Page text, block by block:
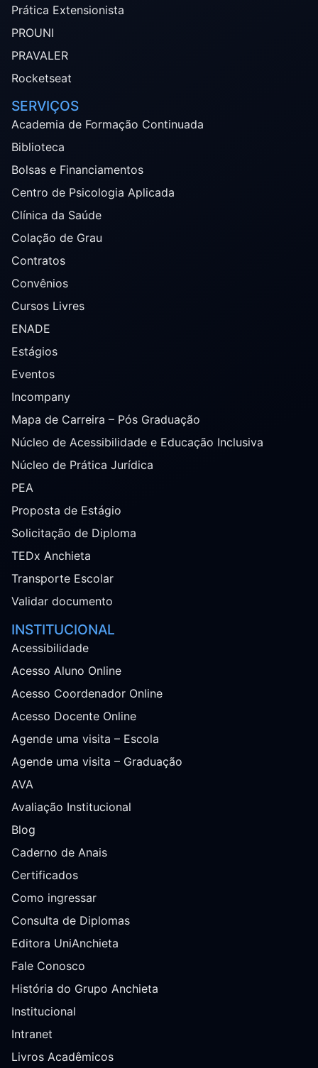
Prática Extensionista
PROUNI
PRAVALER
Rocketseat
SERVIÇOS
Academia de Formação Continuada
Biblioteca
Bolsas e Financiamentos
Centro de Psicologia Aplicada
Clínica da Saúde
Colação de Grau
Contratos
Convênios
Cursos Livres
ENADE
Estágios
Eventos
Incompany
Mapa de Carreira – Pós Graduação
Núcleo de Acessibilidade e Educação Inclusiva
Núcleo de Prática Jurídica
PEA
Proposta de Estágio
Solicitação de Diploma
TEDx Anchieta
Transporte Escolar
Validar documento
INSTITUCIONAL
Acessibilidade
Acesso Aluno Online
Acesso Coordenador Online
Acesso Docente Online
Agende uma visita – Escola
Agende uma visita – Graduação
AVA
Avaliação Institucional
Blog
Caderno de Anais
Certificados
Como ingressar
Consulta de Diplomas
Editora UniAnchieta
Fale Conosco
História do Grupo Anchieta
Institucional
Intranet
Livros Acadêmicos